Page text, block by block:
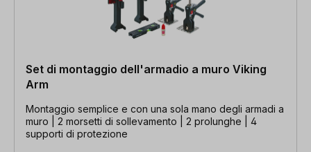
Set di montaggio dell'armadio a muro Viking
Arm
Montaggio semplice e con una sola mano degli armadi a
muro | 2 morsetti di sollevamento | 2 prolunghe | 4
supporti di protezione